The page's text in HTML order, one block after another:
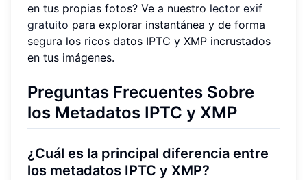
en tus propias fotos? Ve a nuestro lector exif
gratuito para explorar instantánea y de forma
segura los ricos datos IPTC y XMP incrustados
en tus imágenes.
Preguntas Frecuentes Sobre
los Metadatos IPTC y XMP
¿Cuál es la principal diferencia entre
los metadatos IPTC y XMP?